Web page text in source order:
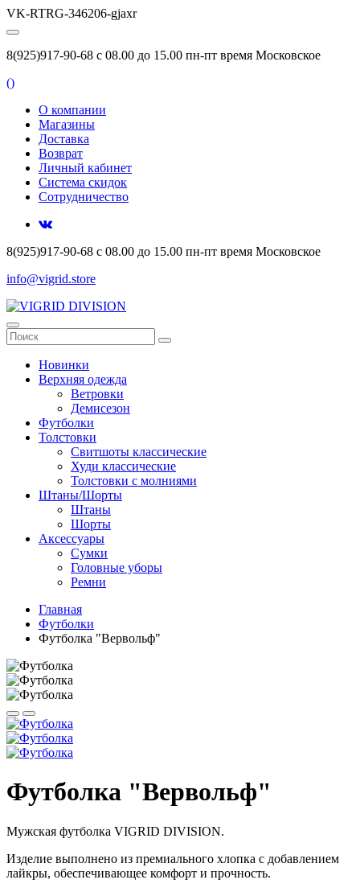
VK-RTRG-346206-gjaxr
8(925)917-90-68 с 08.00 до 15.00 пн-пт время Московское
()
О компании
Магазины
Доставка
Возврат
Личный кабинет
Система скидок
Сотрудничество
8(925)917-90-68 с 08.00 до 15.00 пн-пт время Московское
info@vigrid.store
Новинки
Верхняя одежда
Ветровки
Демисезон
Футболки
Толстовки
Свитшоты классические
Худи классические
Толстовки с молниями
Штаны/Шорты
Штаны
Шорты
Аксессуары
Сумки
Головные уборы
Ремни
Главная
Футболки
Футболка "Вервольф"
Футболка "Вервольф"
Мужская футболка VIGRID DIVISION.
Изделие выполнено из премиального хлопка с добавлением
лайкры, обеспечивающее комфорт и прочность.